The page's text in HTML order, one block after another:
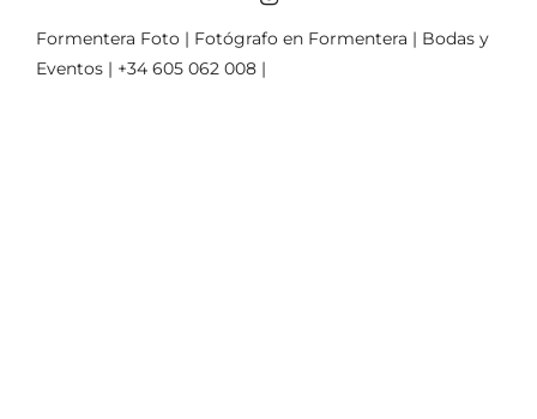
Formentera Foto | Fotógrafo en Formentera | Bodas y
Eventos | +34 605 062 008 |